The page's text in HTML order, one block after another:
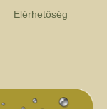
Elérhetőség